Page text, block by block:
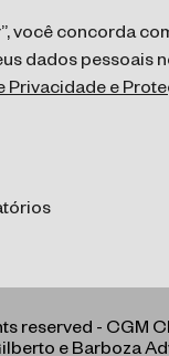
você concorda
dados pessoais
Privacidade e
reserved - CGM
e Barboza